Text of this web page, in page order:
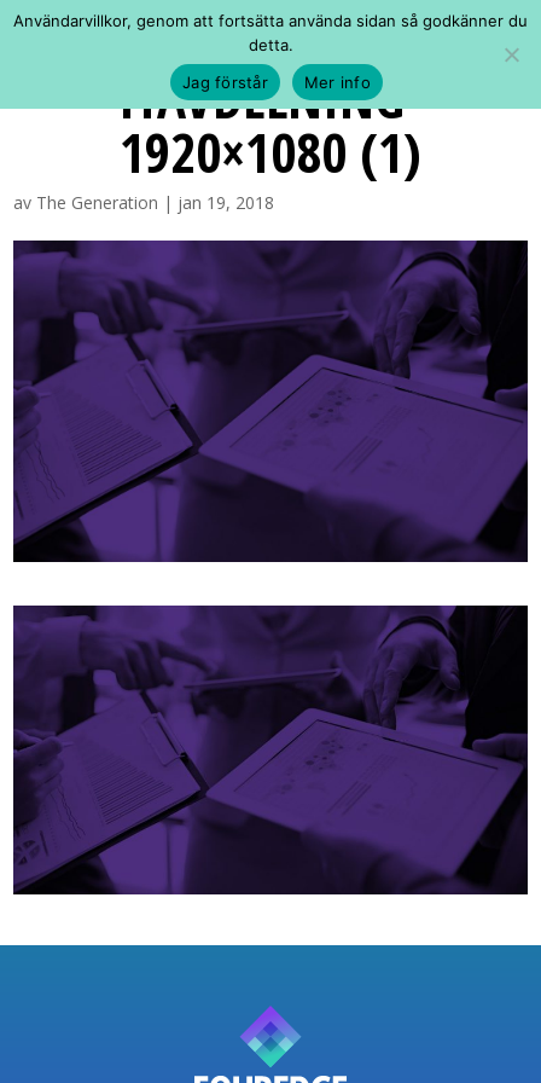
ITAVDELNING-
1920×1080 (1)
av The Generation | jan 19, 2018
Användarvillkor, genom att fortsätta använda sidan så godkänner du
detta.
Jag förstår
Mer info